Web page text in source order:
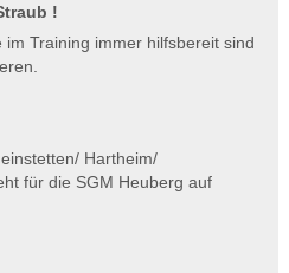
!
Training immer hilfsbereit sind
Hartheim/
für die SGM Heuberg auf